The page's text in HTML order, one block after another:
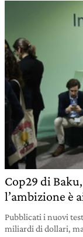
Cop29 di
l’ambizione è
Pubblicati i nuovi
miliardi di dollari,